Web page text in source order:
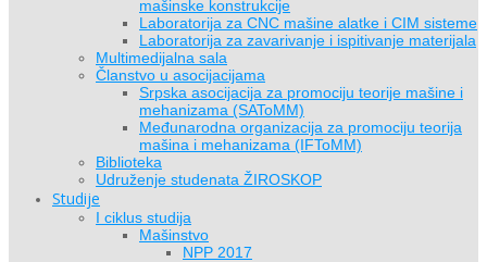
mašinske konstrukcije
Laboratorija za CNC mašine alatke i CIM sisteme
Laboratorija za zavarivanje i ispitivanje materijala
Multimedijalna sala
Članstvo u asocijacijama
Srpska asocijacija za promociju teorije mašine i
mehanizama (SAToMM)
Međunarodna organizacija za promociju teorija
mašina i mehanizama (IFToMM)
Biblioteka
Udruženje studenata ŽIROSKOP
Studije
I ciklus studija
Mašinstvo
NPP 2017